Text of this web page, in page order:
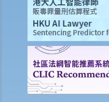
2. 如何证明一段婚姻是假结婚？
3. 如果我涉及假结婚，这是否自动
M. 婚姻状况记录
N. 常见问题
1. 在香港结婚有年龄限制吗？
2. 我的妻子是澳洲人。我想她来
3. 我几年前在内地结婚，但后来丈